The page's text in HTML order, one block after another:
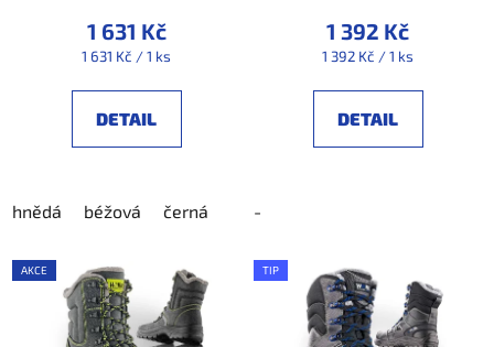
1 631 Kč
Měrná
1 631 Kč / 1 ks
DETAIL
hnědá béžová černá
1 392 Kč
Měrná
1 392 Kč / 1 ks
DETAIL
-
AKCE TIP